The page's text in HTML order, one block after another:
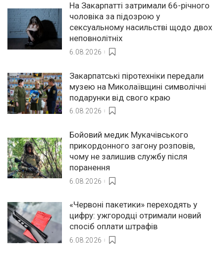
На Закарпатті затримали 66-річного
чоловіка за підозрою у
сексуальному насильстві щодо двох
неповнолітніх
6.08.2026
Закарпатські піротехніки передали
музею на Миколаївщині символічні
подарунки від свого краю
6.08.2026
Бойовий медик Мукачівського
прикордонного загону розповів,
чому не залишив службу після
поранення
6.08.2026
«Червоні пакетики» переходять у
цифру: ужгородці отримали новий
спосіб оплати штрафів
6.08.2026